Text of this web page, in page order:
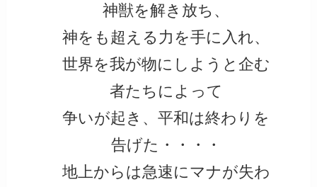
神獣を解き放ち、
神をも超える力を手に入れ、
世界を我が物にしようと企む
者たちによって
争いが起き、平和は終わりを
告げた・・・・
地上からは急速にマナが失わ